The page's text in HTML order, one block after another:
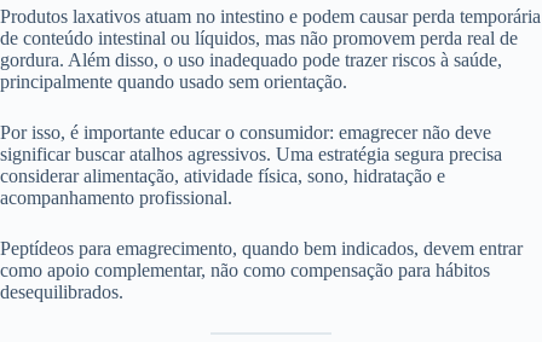
Produtos laxativos atuam no intestino e podem causar perda temporária
de conteúdo intestinal ou líquidos, mas não promovem perda real de
gordura. Além disso, o uso inadequado pode trazer riscos à saúde,
principalmente quando usado sem orientação.
Por isso, é importante educar o consumidor: emagrecer não deve
significar buscar atalhos agressivos. Uma estratégia segura precisa
considerar alimentação, atividade física, sono, hidratação e
acompanhamento profissional.
Peptídeos para emagrecimento, quando bem indicados, devem entrar
como apoio complementar, não como compensação para hábitos
desequilibrados.